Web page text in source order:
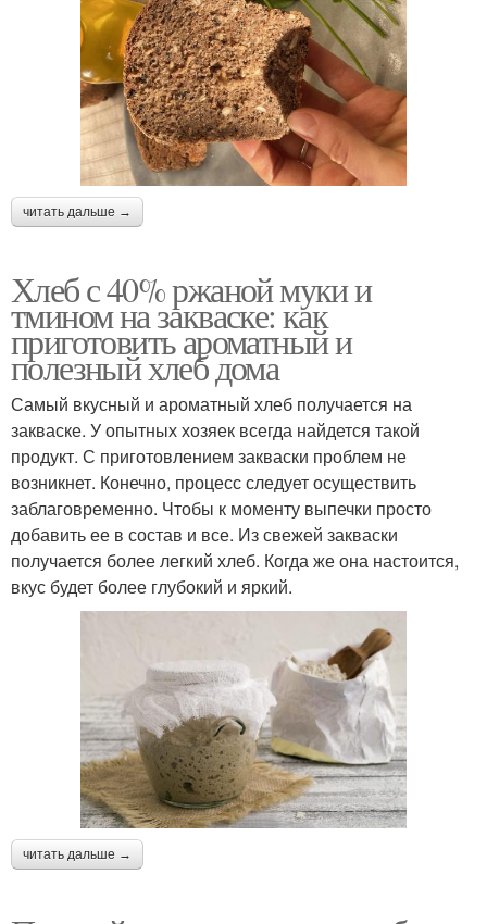
читать дальше →
Хлеб с 40% ржаной муки и
тмином на закваске: как
приготовить ароматный и
полезный хлеб дома
Самый вкусный и ароматный хлеб получается на
закваске. У опытных хозяек всегда найдется такой
продукт. С приготовлением закваски проблем не
возникнет. Конечно, процесс следует осуществить
заблаговременно. Чтобы к моменту выпечки просто
добавить ее в состав и все. Из свежей закваски
получается более легкий хлеб. Когда же она настоится,
вкус будет более глубокий и яркий.
читать дальше →